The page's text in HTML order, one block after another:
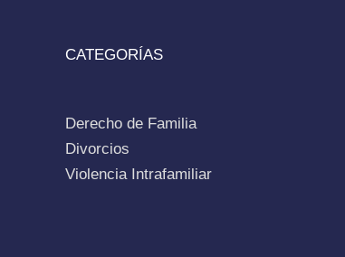
CATEGORÍAS
Derecho de Familia
Divorcios
Violencia Intrafamiliar